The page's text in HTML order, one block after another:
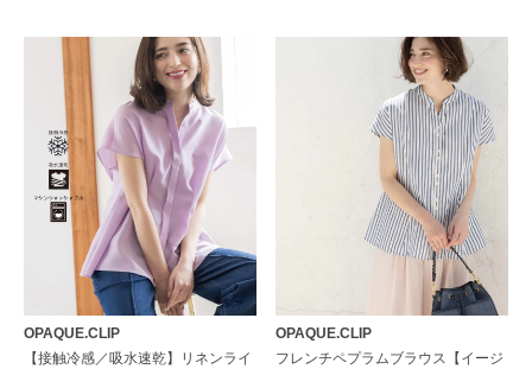
OPAQUE.CLIP
【接触冷感／吸水速乾】リネンライ
OPAQUE.CLIP
フレンチペプラムブラウス【イージ